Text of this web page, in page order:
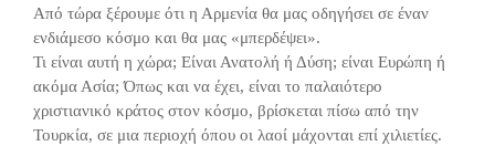
Από τώρα ξέρουμε ότι η Αρμενία θα μας οδηγήσει σε έναν
ενδιάμεσο κόσμο και θα μας «μπερδέψει».
Τι είναι αυτή η χώρα; Είναι Ανατολή ή Δύση; είναι Ευρώπη ή
ακόμα Ασία; Όπως και να έχει, είναι το παλαιότερο
χριστιανικό κράτος στον κόσμο, βρίσκεται πίσω από την
Τουρκία, σε μια περιοχή όπου οι λαοί μάχονται επί χιλιετίες.